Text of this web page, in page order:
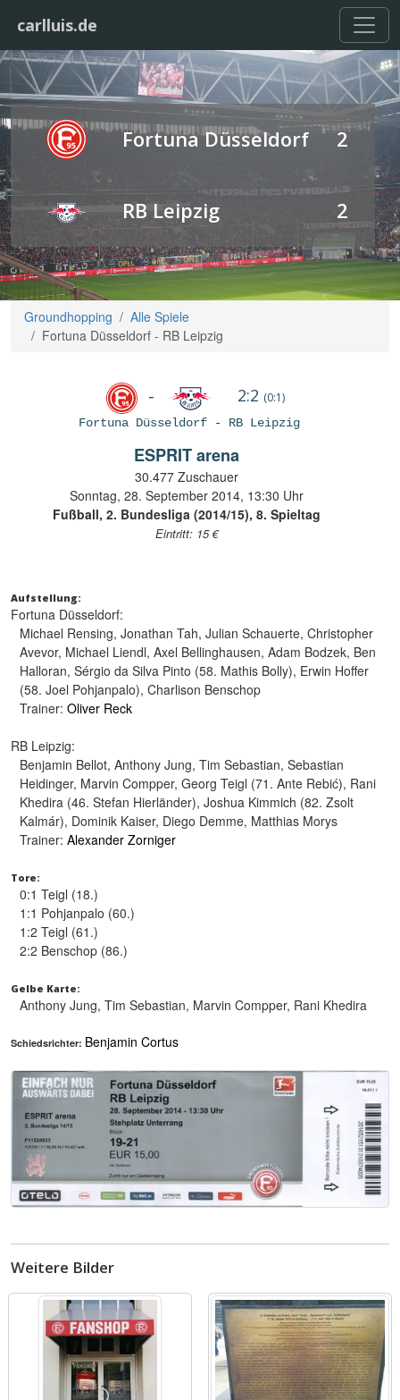
carlluis.de
Fortuna Düsseldorf 2
RB Leipzig 2
Groundhopping
Alle Spiele
Fortuna Düsseldorf - RB Leipzig
- 2:2 (0:1)
Fortuna Düsseldorf- RB Leipzig
ESPRIT arena
30.477 Zuschauer
Sonntag, 28. September 2014, 13:30 Uhr
Fußball, 2. Bundesliga (2014/15), 8. Spieltag
Eintritt: 15 €
Aufstellung:
Fortuna Düsseldorf:
Michael Rensing, Jonathan Tah, Julian Schauerte, Christopher
Avevor, Michael Liendl, Axel Bellinghausen, Adam Bodzek, Ben
Halloran, Sérgio da Silva Pinto (58. Mathis Bolly), Erwin Hoffer
(58. Joel Pohjanpalo), Charlison Benschop
Trainer: Oliver Reck
RB Leipzig:
Benjamin Bellot, Anthony Jung, Tim Sebastian, Sebastian
Heidinger, Marvin Compper, Georg Teigl (71. Ante Rebić), Rani
Khedira (46. Stefan Hierländer), Joshua Kimmich (82. Zsolt
Kalmár), Dominik Kaiser, Diego Demme, Matthias Morys
Trainer: Alexander Zorniger
Tore:
0:1 Teigl (18.)
1:1 Pohjanpalo (60.)
1:2 Teigl (61.)
2:2 Benschop (86.)
Gelbe Karte:
Anthony Jung, Tim Sebastian, Marvin Compper, Rani Khedira
Schiedsrichter: Benjamin Cortus
Weitere Bilder